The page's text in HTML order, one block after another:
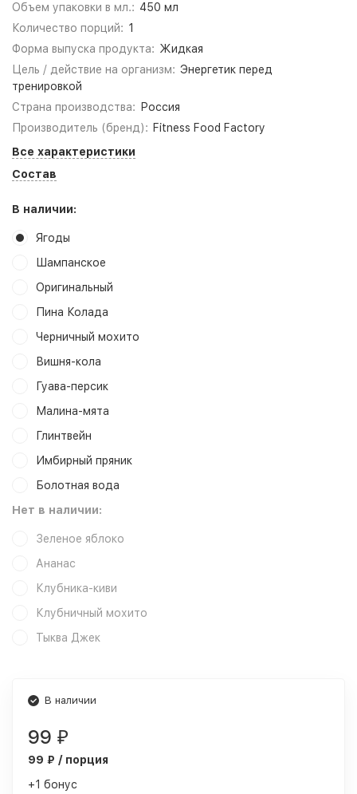
Объем упаковки в мл.: 450 мл
Количество порций: 1
Форма выпуска продукта: Жидкая
Цель / действие на организм: Энергетик перед
тренировкой
Страна производства:
Россия
Производитель (бренд): Fitness Food Factory
Все характеристики
Состав
В наличии:
Ягоды
Шампанское
Оригинальный
Пина Колада
Черничный мохито
Вишня-кола
Гуава-персик
Малина-мята
Глинтвейн
Имбирный пряник
Болотная вода
Нет в наличии:
Зеленое яблоко
Ананас
Клубника-киви
Клубничный мохито
Тыква Джек
В наличии
99 ₽
99 ₽ / порция
+1 бонус